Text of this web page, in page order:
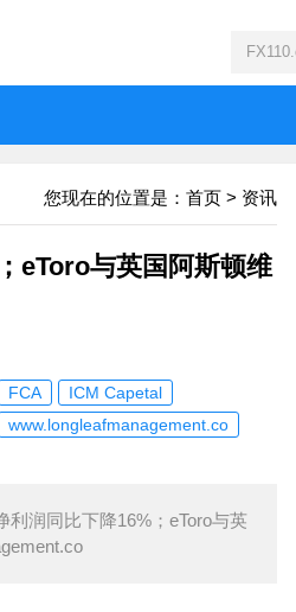
您现在的位置是： 首页 > 资讯
eToro与英国阿斯顿维
FCA
ICM Capetal
www.longleafmanagement.co
润同比下降16%；eToro与英